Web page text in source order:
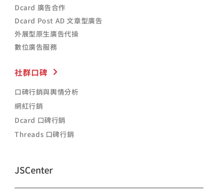
Dcard 廣告合作
Dcard Post AD 文章型廣告
外展型原生廣告代操
數位廣告服務
社群口碑
口碑行銷與輿情分析
網紅行銷
Dcard 口碑行銷
Threads 口碑行銷
JSCenter